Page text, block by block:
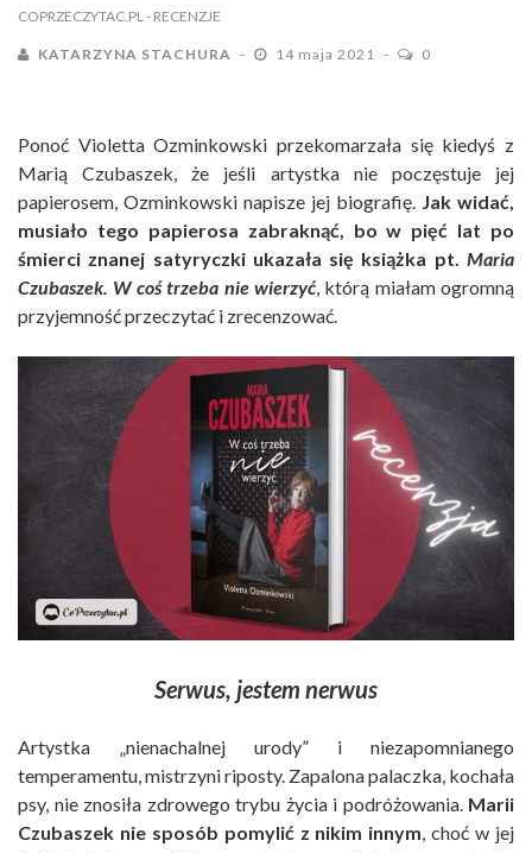
COPRZECZYTAC.PL - RECENZJE
KATARZYNA STACHURA 14 maja 2021 0
Ponoć Violetta Ozminkowski przekomarzała się kiedyś z
Marią Czubaszek, że jeśli artystka nie poczęstuje jej
papierosem, Ozminkowski napisze jej biografię. Jak widać,
musiało tego papierosa zabraknąć, bo w pięć lat po
śmierci znanej satyryczki ukazała się książka pt. Maria
Czubaszek. W coś trzeba nie wierzyć, którą miałam ogromną
przyjemność przeczytać i zrecenzować.
Serwus, jestem nerwus
Artystka „nienachalnej urody” i niezapomnianego
temperamentu, mistrzyni riposty. Zapalona palaczka, kochała
psy, nie znosiła zdrowego trybu życia i podróżowania. Marii
Czubaszek nie sposób pomylić z nikim innym, choć w jej